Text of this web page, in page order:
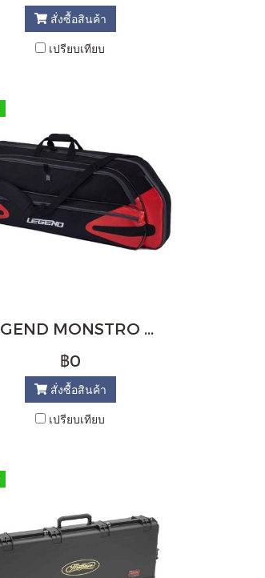
สั่งซื้อสินค้า
เปรียบเทียบ
LEGEND MONSTRO COMPOUND BOW CASE
฿0
สั่งซื้อสินค้า
เปรียบเทียบ